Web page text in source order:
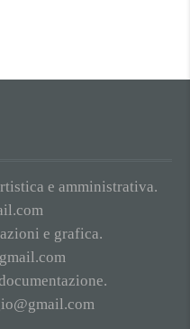
e amministrativa.
e grafica.